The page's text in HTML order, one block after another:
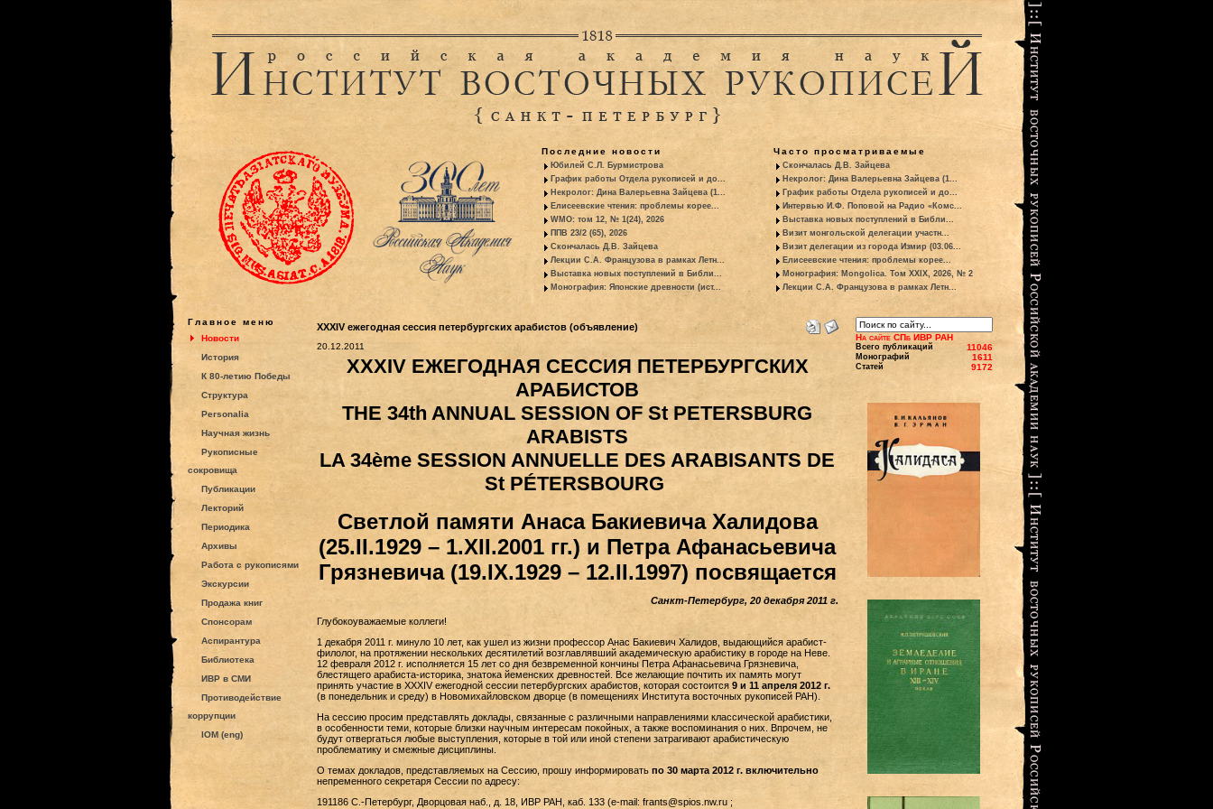
Последние новости
Юбилей С.Л. Бурмистрова
График работы Отдела рукописей и до...
Некролог: Дина Валерьевна Зайцева (1...
Елисеевские чтения: проблемы корее...
WMO: том 12, № 1(24), 2026
ППВ 23/2 (65), 2026
Скончалась Д.В. Зайцева
Лекции С.А. Французова в рамках Летн...
Выставка новых поступлений в Библи...
Монография: Японские древности (ист...
Часто просматриваемые
Скончалась Д.В. Зайцева
Некролог: Дина Валерьевна Зайцева (1...
График работы Отдела рукописей и до...
Интервью И.Ф. Поповой на Радио «Комс...
Выставка новых поступлений в Библи...
Визит монгольской делегации участн...
Визит делегации из города Измир (03.06...
Елисеевские чтения: проблемы корее...
Монография: Mongolica. Том XXIX, 2026, № 2
Лекции С.А. Французова в рамках Летн...
Главное меню
Новости
История
К 80-летию Победы
Структура
Personalia
Научная жизнь
Рукописные
сокровища
Публикации
Лекторий
Периодика
Архивы
Работа с рукописями
Экскурсии
Продажа книг
Спонсорам
Аспирантура
Библиотека
ИВР в СМИ
Противодействие
коррупции
IOM (eng)
XXXIV ежегодная сессия петербургских арабистов (объявление)
20.12.2011
XXXIV ЕЖЕГОДНАЯ СЕССИЯ ПЕТЕРБУРГСКИХ
АРАБИСТОВ
THE 34th ANNUAL SESSION OF St PETERSBURG
ARABISTS
LA 34ème SESSION ANNUELLE DES ARABISANTS DE
St PÉTERSBOURG
Светлой памяти Анаса Бакиевича Халидова
(25.II.1929 – 1.XII.2001 гг.) и Петра Афанасьевича
Грязневича (19.IX.1929 – 12.II.1997) посвящается
Санкт-Петербург, 20 декабря 2011 г.
Глубокоуважаемые коллеги!
1 декабря 2011 г. минуло 10 лет, как ушел из жизни профессор Анас Бакиевич Халидов, выдающийся арабист-
филолог, на протяжении нескольких десятилетий возглавлявший академическую арабистику в городе на Неве.
12 февраля 2012 г. исполняется 15 лет со дня безвременной кончины Петра Афанасьевича Грязневича,
блестящего арабиста-историка, знатока йеменских древностей. Все желающие почтить их память могут
принять участие в XXXIV ежегодной сессии петербургских арабистов, которая состоится 9 и 11 апреля 2012 г.
(в понедельник и среду) в Новомихайловском дворце (в помещениях Института восточных рукописей РАН).
На сессию просим представлять доклады, связанные с различными направлениями классической арабистики,
в особенности теми, которые близки научным интересам покойных, а также воспоминания о них. Впрочем, не
будут отвергаться любые выступления, которые в той или иной степени затрагивают арабистическую
проблематику и смежные дисциплины.
О темах докладов, представляемых на Сессию, прошу информировать по 30 марта 2012 г. включительно
непременного секретаря Сессии по адресу:
191186 С.-Петербург, Дворцовая наб., д. 18, ИВР РАН, каб. 133 (e-mail: frants@spios.nw.ru ;
На сайте СПб ИВР РАН
Всего публикаций 11046
Монографий 1611
Статей 9172